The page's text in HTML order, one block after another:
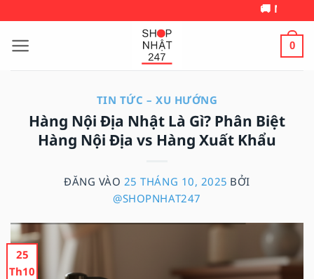
qua
nội
🚚 MIỄN PHÍ VẬN
0
TIN TỨC – XU HƯỚNG
Hàng Nội Địa Nhật Là Gì? Phân Biệt
Hàng Nội Địa vs Hàng Xuất Khẩu
ĐĂNG VÀO 25 THÁNG 10, 2025 BỞI
@SHOPNHAT247
25
Th10